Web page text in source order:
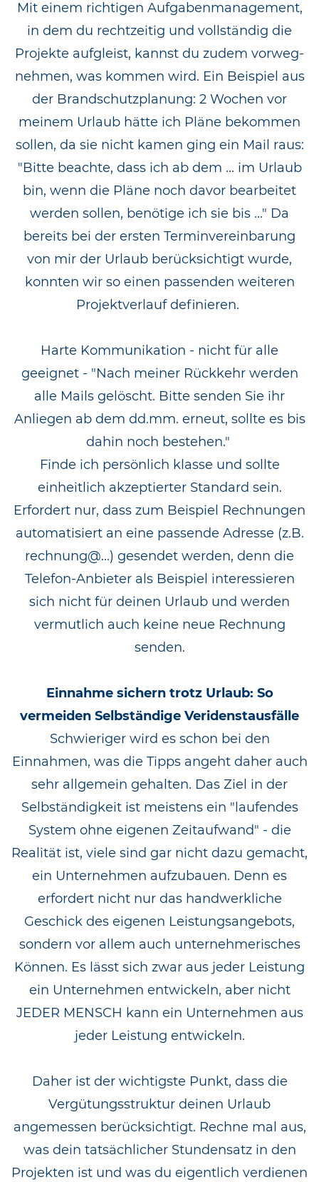
Mit einem richtigen Aufgabenmanagement,
in dem du rechtzeitig und vollständig die
Projekte aufgleist, kannst du zudem vorweg-
nehmen, was kommen wird. Ein Beispiel aus
der Brandschutzplanung: 2 Wochen vor
meinem Urlaub hätte ich Pläne bekommen
sollen, da sie nicht kamen ging ein Mail raus:
"Bitte beachte, dass ich ab dem ... im Urlaub
bin, wenn die Pläne noch davor bearbeitet
werden sollen, benötige ich sie bis ..." Da
bereits bei der ersten Terminvereinbarung
von mir der Urlaub berücksichtigt wurde,
konnten wir so einen passenden weiteren
Projektverlauf definieren.
Harte Kommunikation - nicht für alle
geeignet - "Nach meiner Rückkehr werden
alle Mails gelöscht. Bitte senden Sie ihr
Anliegen ab dem dd.mm. erneut, sollte es bis
dahin noch bestehen."
Finde ich persönlich klasse und sollte
einheitlich akzeptierter Standard sein.
Erfordert nur, dass zum Beispiel Rechnungen
automatisiert an eine passende Adresse (z.B.
rechnung@...) gesendet werden, denn die
Telefon-Anbieter als Beispiel interessieren
sich nicht für deinen Urlaub und werden
vermutlich auch keine neue Rechnung
senden.
Einnahme sichern trotz Urlaub: So
vermeiden Selbständige Veridenstausfälle
Schwieriger wird es schon bei den
Einnahmen, was die Tipps angeht daher auch
sehr allgemein gehalten. Das Ziel in der
Selbständigkeit ist meistens ein "laufendes
System ohne eigenen Zeitaufwand" - die
Realität ist, viele sind gar nicht dazu gemacht,
ein Unternehmen aufzubauen. Denn es
erfordert nicht nur das handwerkliche
Geschick des eigenen Leistungsangebots,
sondern vor allem auch unternehmerisches
Können. Es lässt sich zwar aus jeder Leistung
ein Unternehmen entwickeln, aber nicht
JEDER MENSCH kann ein Unternehmen aus
jeder Leistung entwickeln.
Daher ist der wichtigste Punkt, dass die
Vergütungsstruktur deinen Urlaub
angemessen berücksichtigt. Rechne mal aus,
was dein tatsächlicher Stundensatz in den
Projekten ist und was du eigentlich verdienen